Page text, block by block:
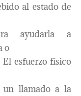
al estado de
ayudarla a
o
esfuerzo físico
llamado a la